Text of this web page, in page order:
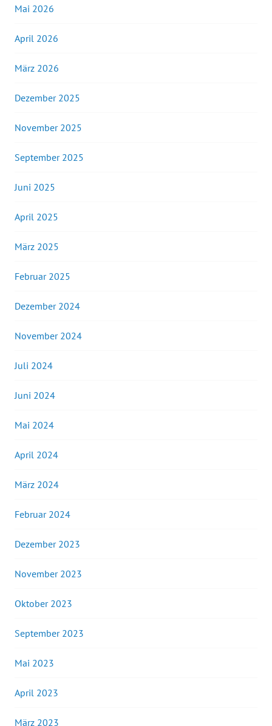
Mai 2026
April 2026
März 2026
Dezember 2025
November 2025
September 2025
Juni 2025
April 2025
März 2025
Februar 2025
Dezember 2024
November 2024
Juli 2024
Juni 2024
Mai 2024
April 2024
März 2024
Februar 2024
Dezember 2023
November 2023
Oktober 2023
September 2023
Mai 2023
April 2023
März 2023